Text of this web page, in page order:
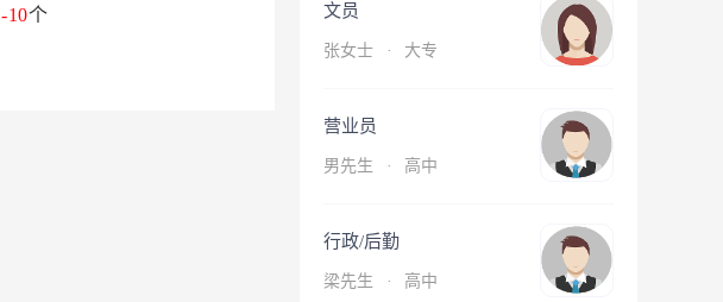
-10个 文员
张女士 · 大专
营业员
男先生 · 高中
行政/后勤
梁先生 · 高中